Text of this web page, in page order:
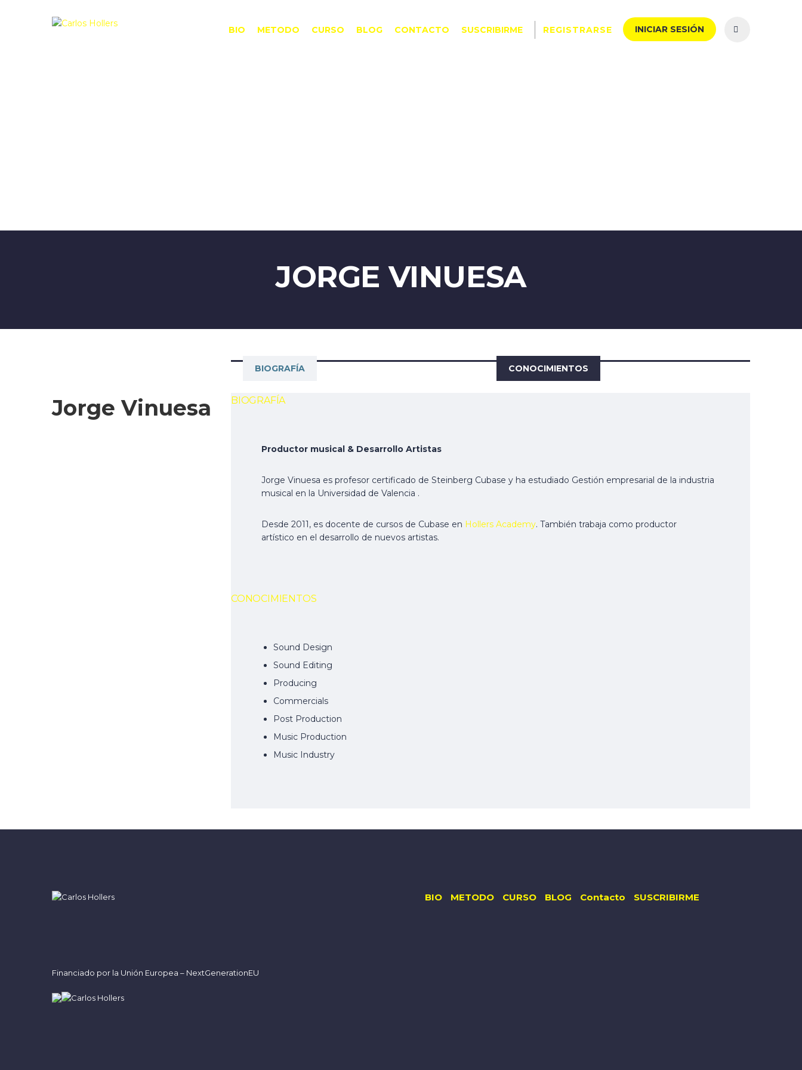
REGISTRARSE INICIAR SESIÓN
BIO METODO CURSO BLOG CONTACTO SUSCRIBIRME
JORGE VINUESA
Jorge Vinuesa
BIOGRAFÍA CONOCIMIENTOS
BIOGRAFÍA
Productor musical & Desarrollo Artistas
Jorge Vinuesa es profesor certificado de Steinberg Cubase y ha estudiado Gestión empresarial de la industria
musical en la Universidad de Valencia .
Desde 2011, es docente de cursos de Cubase en Hollers Academy. También trabaja como productor
artístico en el desarrollo de nuevos artistas.
CONOCIMIENTOS
Sound Design
Sound Editing
Producing
Commercials
Post Production
Music Production
Music Industry
BIO METODO CURSO BLOG Contacto SUSCRIBIRME
Financiado por la Unión Europea – NextGenerationEU